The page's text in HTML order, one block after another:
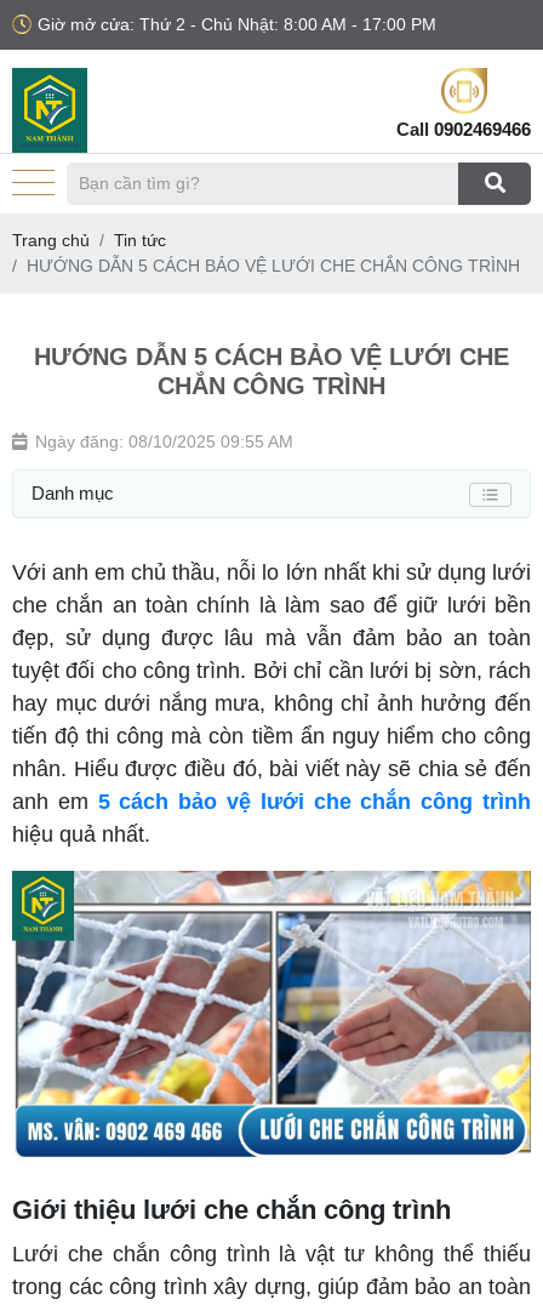
Giờ mở cửa: Thứ 2 - Chủ Nhật: 8:00 AM - 17:00 PM
Call 0902469466
Trang chủ
Tin tức
HƯỚNG DẪN 5 CÁCH BẢO VỆ LƯỚI CHE CHẮN CÔNG TRÌNH
HƯỚNG DẪN 5 CÁCH BẢO VỆ LƯỚI CHE
CHẮN CÔNG TRÌNH
Ngày đăng: 08/10/2025 09:55 AM
Danh mục
Với anh em chủ thầu, nỗi lo lớn nhất khi sử dụng lưới
che chắn an toàn chính là làm sao để giữ lưới bền
đẹp, sử dụng được lâu mà vẫn đảm bảo an toàn
tuyệt đối cho công trình. Bởi chỉ cần lưới bị sờn, rách
hay mục dưới nắng mưa, không chỉ ảnh hưởng đến
tiến độ thi công mà còn tiềm ẩn nguy hiểm cho công
nhân. Hiểu được điều đó, bài viết này sẽ chia sẻ đến
anh em 5 cách bảo vệ lưới che chắn công trình
hiệu quả nhất.
Giới thiệu lưới che chắn công trình
Lưới che chắn công trình là vật tư không thể thiếu
trong các công trình xây dựng, giúp đảm bảo an toàn